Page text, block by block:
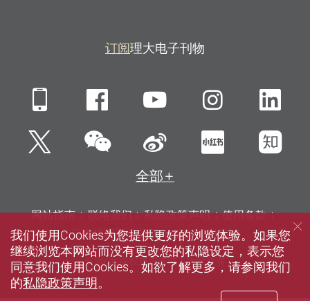
订阅理大电子刊物
Mobile FacebookYouTube
Twitter微信 新浪微博小红书知
全部
网站指南 联络我们 私隐政策声明
使用条款
无障碍网页
招聘 媒体 图书馆
© 2026 版权属香港理工大学所有
我们使用Cookies为您提供更好的浏览体验。如果您
继续浏览本网站而没有更改您的私隐设定，表示您
同意我们使用Cookies。如欲了解更多，请参阅我们
的私隐政策声明。